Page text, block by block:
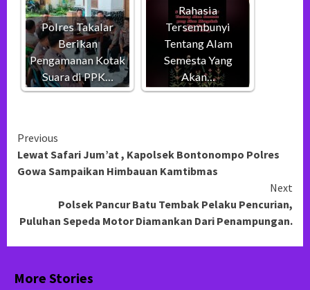
Polres Takalar
Berikan
Pengamanan Kotak
Suara di PPK…
Rahasia
Tersembunyi
Tentang Alam
Semesta Yang
Akan…
Continue
Reading
Previous
Lewat Safari Jum’at , Kapolsek Bontonompo Polres
Gowa Sampaikan Himbauan Kamtibmas
Next
Polsek Pancur Batu Tembak Pelaku Pencurian,
Puluhan Sepeda Motor Diamankan Dari Penampungan.
More Stories